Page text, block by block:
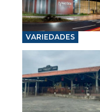
VARIEDADES